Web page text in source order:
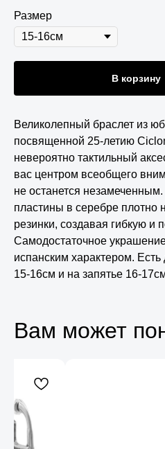
Размер
В корзину
Великолепный браслет из
посвященной 25-летию
невероятно тактильный
вас центром всеобщего
не останется
пластины в серебре плотно
резинки, создавая гибкую и
Самодостаточное
испанским характером.
15-16см и на запятье 16-
Вам может